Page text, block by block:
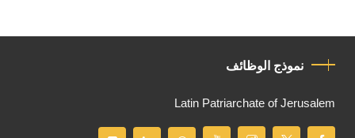
نموذج الوظائف
Latin Patriarchate of Jerusalem